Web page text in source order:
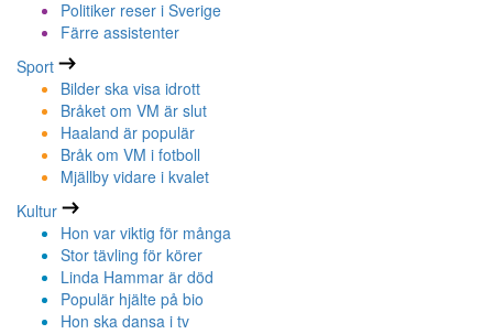
Politiker reser i Sverige
Färre assistenter
Sport
Bilder ska visa idrott
Bråket om VM är slut
Haaland är populär
Bråk om VM i fotboll
Mjällby vidare i kvalet
Kultur
Hon var viktig för många
Stor tävling för körer
Linda Hammar är död
Populär hjälte på bio
Hon ska dansa i tv